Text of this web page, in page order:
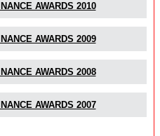
AWARDS 2010
AWARDS 2009
AWARDS 2008
AWARDS 2007